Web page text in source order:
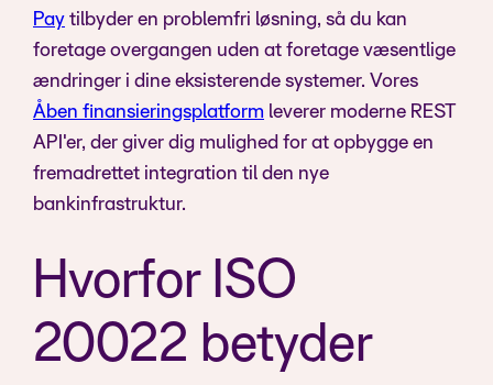
Pay tilbyder en problemfri løsning, så du kan
foretage overgangen uden at foretage væsentlige
ændringer i dine eksisterende systemer. Vores
Åben finansieringsplatform leverer moderne REST
API'er, der giver dig mulighed for at opbygge en
fremadrettet integration til den nye
bankinfrastruktur.
Hvorfor ISO
20022 betyder